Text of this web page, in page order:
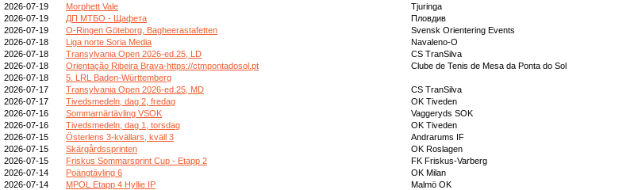
2026-07-19
Morphett Vale
Tjuringa
2026-07-19
ДП МТБО - Щафета
Пловдив
2026-07-19
O-Ringen Göteborg, Bagheerastafetten
Svensk Orientering Events
2026-07-18
Liga norte Soria Media
Navaleno-O
2026-07-18
Transylvania Open 2026-ed.25, LD
CS TranSilva
2026-07-18
Orientação Ribeira Brava-https://ctmpontadosol.pt
Clube de Tenis de Mesa da Ponta do Sol
2026-07-18
5. LRL Baden-Württemberg
2026-07-17
Transylvania Open 2026-ed.25, MD
CS TranSilva
2026-07-17
Tivedsmedeln, dag 2, fredag
OK Tiveden
2026-07-16
Sommarnärtävling VSOK
Vaggeryds SOK
2026-07-16
Tivedsmedeln, dag 1, torsdag
OK Tiveden
2026-07-15
Österlens 3-kvällars, kväll 3
Andrarums IF
2026-07-15
Skärgårdssprinten
OK Roslagen
2026-07-15
Friskus Sommarsprint Cup - Etapp 2
FK Friskus-Varberg
2026-07-14
Poängtävling 6
OK Milan
2026-07-14
MPOL Etapp 4 Hyllie IP
Malmö OK